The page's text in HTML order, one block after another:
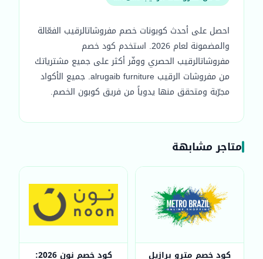
احصل على أحدث كوبونات خصم مفروشاتالرقيب الفعّالة
والمضمونة لعام 2026. استخدم كود خصم
مفروشاتالرقيب الحصري ووفّر أكثر على جميع مشترياتك
من مفروشات الرقيب alrugaib furniture. جميع الأكواد
مجرّبة ومتحقق منها يدوياً من فريق كوبون الخصم.
متاجر مشابهة
كود خصم مترو برازيل كود خصم نون 2026: